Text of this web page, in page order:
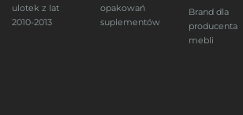
ulotek z lat
2010-2013
opakowań
suplementów
Brand dla
producenta
mebli